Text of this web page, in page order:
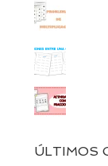
ÚLTIMOS